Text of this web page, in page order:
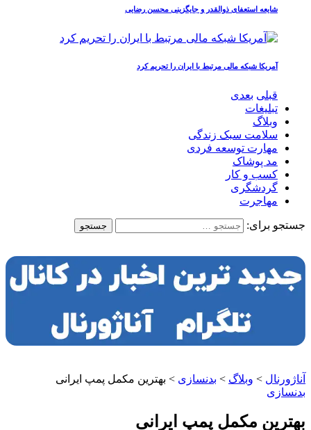
شایعه استعفای ذوالقدر و جایگزینی محسن رضایی
آمریکا شبکه مالی مرتبط با ایران را تحریم کرد
قبلی بعدی
تبلیغات
وبلاگ
سلامت سبک زندگی
مهارت توسعه فردی
مد پوشاک
کسب و کار
گردشگری
مهاجرت
جستجو برای:
آناژورنال > وبلاگ > بدنسازی > بهترین مکمل پمپ ایرانی
بدنسازی
بهترین مکمل پمپ ایرانی